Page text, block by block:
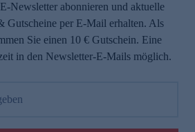
Newsletter abonnieren und aktuelle
Gutscheine per E-Mail erhalten. Als
Sie einen 10 € Gutschein. Eine
in den Newsletter-E-Mails möglich.